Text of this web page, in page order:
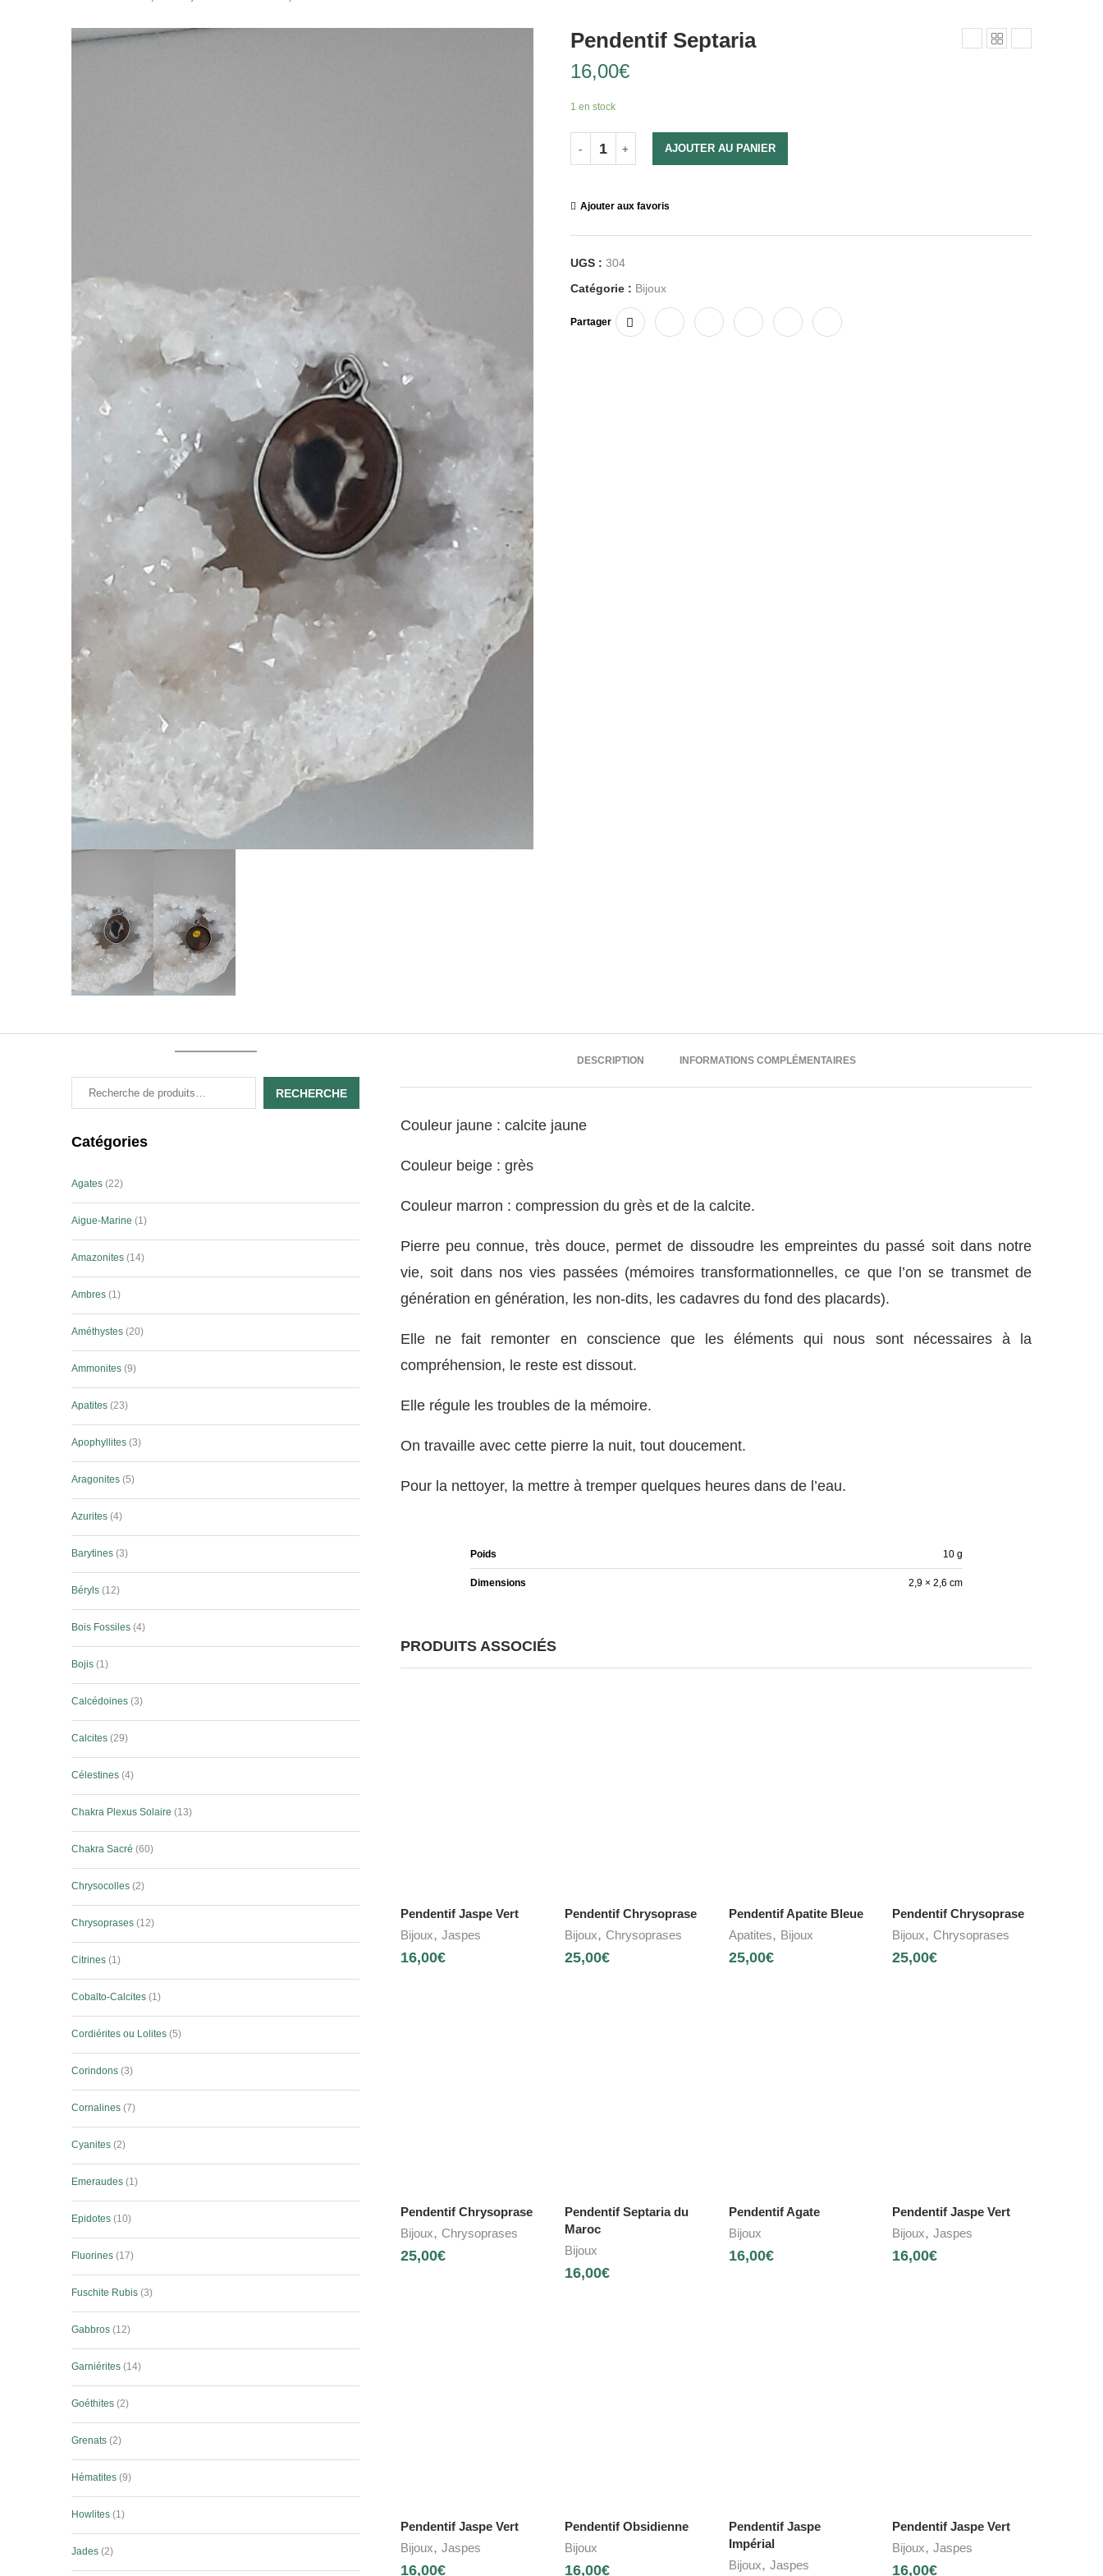
Pendentif Septaria
16,00€
1 en stock
AJOUTER AU PANIER
Ajouter aux favoris
UGS : 304
Catégorie : Bijoux
Partager
DESCRIPTION INFORMATIONS COMPLÉMENTAIRES
Couleur jaune : calcite jaune
Couleur beige : grès
Couleur marron : compression du grès et de la calcite.
Pierre peu connue, très douce, permet de dissoudre les empreintes du passé soit dans notre
vie, soit dans nos vies passées (mémoires transformationnelles, ce que l’on se transmet de
génération en génération, les non-dits, les cadavres du fond des placards).
Elle ne fait remonter en conscience que les éléments qui nous sont nécessaires à la
compréhension, le reste est dissout.
Elle régule les troubles de la mémoire.
On travaille avec cette pierre la nuit, tout doucement.
Pour la nettoyer, la mettre à tremper quelques heures dans de l’eau.
Poids 10 g
Dimensions 2,9 × 2,6 cm
PRODUITS ASSOCIÉS
Pendentif Jaspe Vert
Bijoux, Jaspes
16,00€
Pendentif Chrysoprase
Bijoux, Chrysoprases
25,00€
Pendentif Apatite Bleue
Apatites, Bijoux
25,00€
Pendentif Chrysoprase
Bijoux,Chrysoprases
25,00€
Pendentif Chrysoprase
Bijoux, Chrysoprases
25,00€
Pendentif Septaria du
Maroc
Bijoux
16,00€
Pendentif Agate
Bijoux
16,00€
Pendentif Jaspe Vert
Bijoux,Jaspes
16,00€
Pendentif Jaspe Vert
Bijoux, Jaspes
16,00€
Pendentif Obsidienne
Bijoux
16,00€
Pendentif Jaspe
Impérial
Bijoux, Jaspes
Pendentif Jaspe Vert
Bijoux,Jaspes
16,00€
RECHERCHE
Catégories
Agates 22
Aigue-Marine 1
Amazonites 14
Ambres 1
Améthystes 20
Ammonites 9
Apatites 23
Apophyllites 3
Aragonites 5
Azurites 4
Barytines 3
Béryls 12
Bois Fossiles 4
Bojis 1
Calcédoines 3
Calcites 29
Célestines 4
Chakra Plexus Solaire 13
Chakra Sacré 60
Chrysocolles 2
Chrysoprases 12
Citrines 1
Cobalto-Calcites 1
Cordiérites ou Lolites 5
Corindons 3
Cornalines 7
Cyanites 2
Emeraudes 1
Epidotes 10
Fluorines 17
Fuschite Rubis 3
Gabbros 12
Garniérites 14
Goéthites 2
Grenats 2
Hématites 9
Howlites 1
Jades 2